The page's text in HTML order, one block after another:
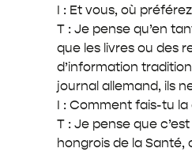
I : Et vous, où
T : Je pense qu’en
que les livres ou des
d’information
journal allemand, ils
I : Comment fais-tu
T : Je pense que
hongrois de la Santé,